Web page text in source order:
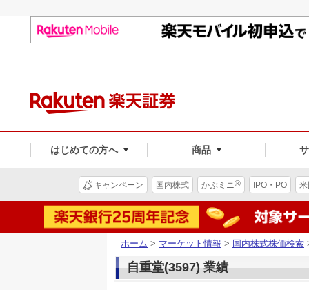
はじめての方へ 商品
キャンペーン 国内株式 かぶミニ® IPO・PO
ホーム > マーケット情報 > 国内株式株価検索
自重堂(3597) 業績